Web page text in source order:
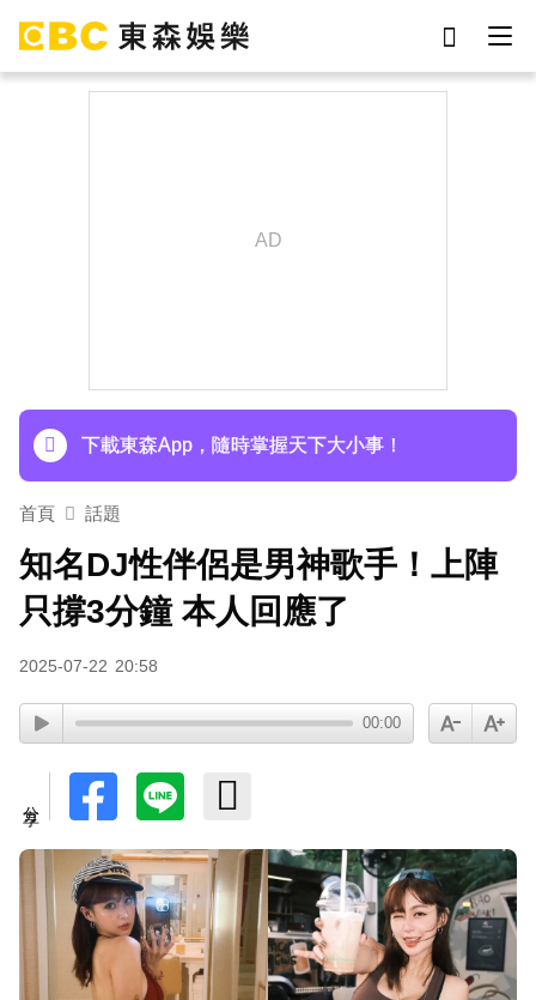
下載東森App，隨時掌握天下大小事！
首頁 話題
知名DJ性伴侶是男神歌手！上陣
只撐3分鐘 本人回應了
2025-07-22 20:58
00:00